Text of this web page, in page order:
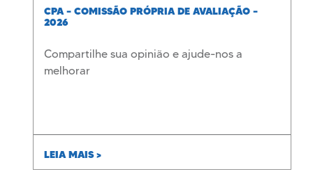
CPA – COMISSÃO PRÓPRIA DE AVALIAÇÃO –
2026
Compartilhe sua opinião e ajude-nos a
melhorar
LEIA MAIS >